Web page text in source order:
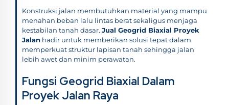
Konstruksi jalan membutuhkan material yang mampu
menahan beban lalu lintas berat sekaligus menjaga
kestabilan tanah dasar. Jual Geogrid Biaxial Proyek
Jalan hadir untuk memberikan solusi tepat dalam
memperkuat struktur lapisan tanah sehingga jalan
lebih awet dan minim perawatan.
Fungsi Geogrid Biaxial Dalam
Proyek Jalan Raya